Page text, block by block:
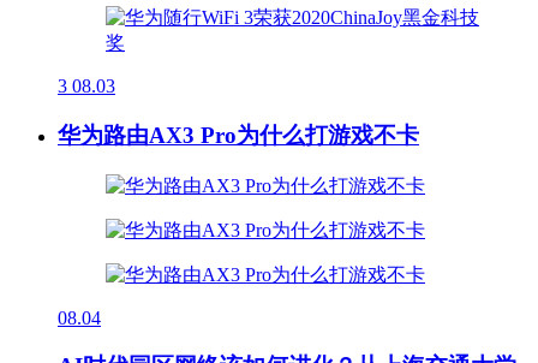
3 08.03
华为路由AX3 Pro为什么打游戏不卡
08.04